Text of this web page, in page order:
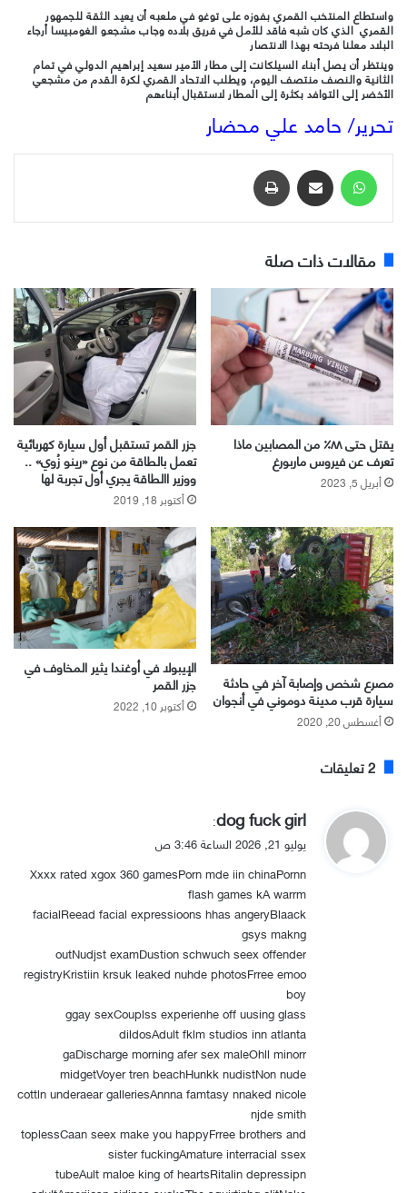
واستطاع المنتخب القمري بفوزه على توغو في ملعبه أن يعيد الثقة للجمهور
القمري الذي كان شبه فاقد للأمل في فريق بلاده وجاب مشجعو الغومبيسا أرجاء
البلاد معلنا فرحته بهذا الانتصار
وينتظر أن يصل أبناء السيلكانت إلى مطار الأمير سعيد إبراهيم الدولي في تمام
الثانية والنصف منتصف اليوم، ويطلب الاتحاد القمري لكرة القدم من مشجعي
الأخضر إلى التوافد بكثرة إلى المطار لاستقبال أبناءهم
تحرير/ حامد علي محضار
مقالات ذات صلة
يقتل حتى ٨٨٪ من المصابين ماذا
تعرف عن فيروس ماربورغ
أبريل 5, 2023
جزر القمر تستقبل أول سيارة كهربائية
تعمل بالطاقة من نوع «رينو زُوي» ..
ووزير االطاقة يجري أول تجربة لها
أكتوبر 18, 2019
مصرع شخص وإصابة آخر في حادثة
سيارة قرب مدينة دوموني في أنجوان
أغسطس 20, 2020
الإيبولا في أوغندا يثير المخاوف في
جزر القمر
أكتوبر 10, 2022
‫2 تعليقات
ي
و
ل
dog fuck girl
:
يوليو 21, 2026 الساعة 3:46 ص
Xxxx rated xgox 360 gamesPorn mde iin chinaPornn
flash games kA warrm
facialReead facial expressioons hhas angeryBlaack
gsys makng
outNudjst examDustion schwuch seex offender
registryKristiin krsuk leaked nuhde photosFrree emoo
boy
ggay sexCouplss experienhe off uusing glass
dildosAdult fklm studios inn atlanta
gaDischarge morning afer sex maleOhll minorr
midgetVoyer tren beachHunkk nudistNon nude
cottln underaear galleriesAnnna famtasy nnaked nicole
njde smith
toplessCaan seex make you happyFrree brothers and
sister fuckingAmature interracial ssex
tubeAult maloe king of heartsRitalin depressipn